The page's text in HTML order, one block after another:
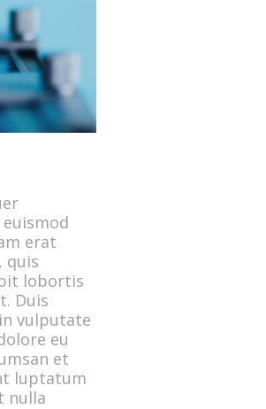
erat
quis
lobortis
Duis
vulputate
eu
et
luptatum
nulla